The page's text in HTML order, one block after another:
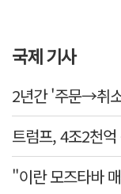
국제 기사